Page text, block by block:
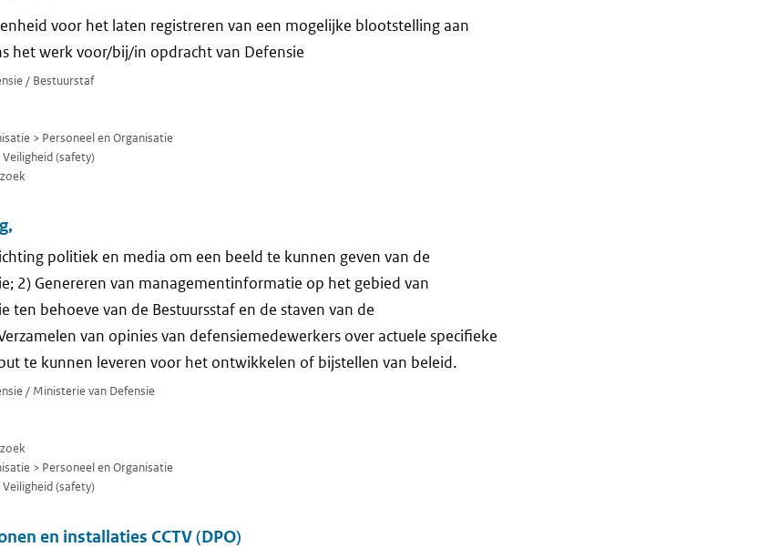
voor het laten registreren van een mogelijke blootstelling aan
het werk voor/bij/in opdracht van Defensie
/ Bestuurstaf
> Personeel en Organisatie
(safety)
politiek en media om een beeld te kunnen geven van de
2) Genereren van managementinformatie op het gebied van
ten behoeve van de Bestuursstaf en de staven van de
van opinies van defensiemedewerkers over actuele specifieke
te kunnen leveren voor het ontwikkelen of bijstellen van beleid.
/ Ministerie van Defensie
> Personeel en Organisatie
(safety)
en installaties CCTV (DPO)